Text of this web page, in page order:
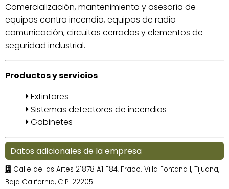
Comercialización, mantenimiento y asesoría de
equipos contra incendio, equipos de radio-
comunicación, circuitos cerrados y elementos de
seguridad industrial.
Productos y servicios
Extintores
Sistemas detectores de incendios
Gabinetes
Datos adicionales de la empresa
Calle de las Artes 21878 A1 F84, Fracc. Villa Fontana I, Tijuana,
Baja California, C.P. 22205